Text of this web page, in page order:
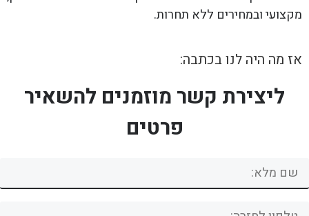
מקצועי ובמחירים ללא תחרות.
אז מה היה לנו בכתבה:
ליצירת קשר מוזמנים להשאיר
פרטים